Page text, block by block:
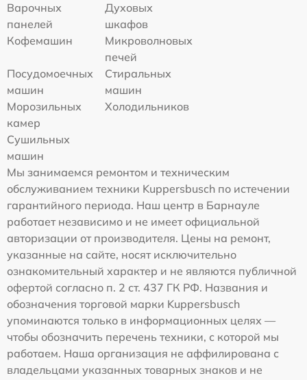
Варочных
панелей
Духовых
шкафов
Кофемашин
Микроволновых
печей
Посудомоечных
машин
Стиральных
машин
Морозильных
камер
Холодильников
Сушильных
машин
Мы занимаемся ремонтом и техническим
обслуживанием техники Kuppersbusch по истечении
гарантийного периода. Наш центр в Барнауле
работает независимо и не имеет официальной
авторизации от производителя. Цены на ремонт,
указанные на сайте, носят исключительно
ознакомительный характер и не являются публичной
офертой согласно п. 2 ст. 437 ГК РФ. Названия и
обозначения торговой марки Kuppersbusch
упоминаются только в информационных целях —
чтобы обозначить перечень техники, с которой мы
работаем. Наша организация не аффилирована с
владельцами указанных товарных знаков и не